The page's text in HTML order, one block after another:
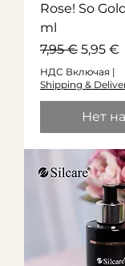
Rose! So
ml
Обычная
7,95 € Цена
5,95 €
НДС Включая |
Shipping &
Нет